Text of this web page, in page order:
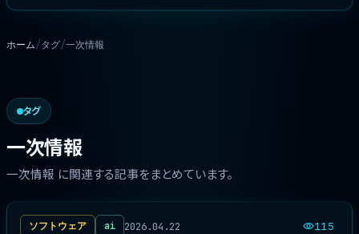
ホーム タグ 一次情報
タグ
一次情報
一次情報 に関連する記事をまとめています。
ソフトウェア ai 2026.04.22 115